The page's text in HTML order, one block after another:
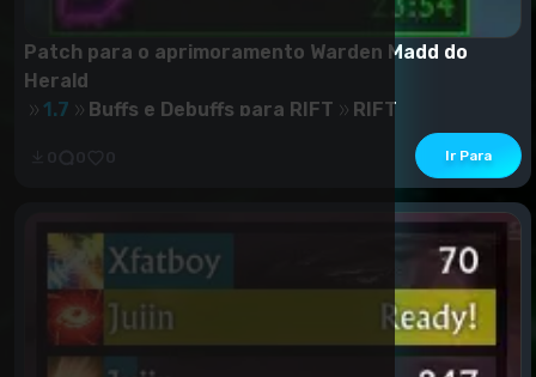
Patch para o aprimoramento Warden Madd do
Herald
1.7
Buffs e Debuffs para RIFT RIFT
Esta é uma edição do diretor do Herald's. O autor não
está ativo desde dezembro, e eu gostaria de ad...
Ir Para